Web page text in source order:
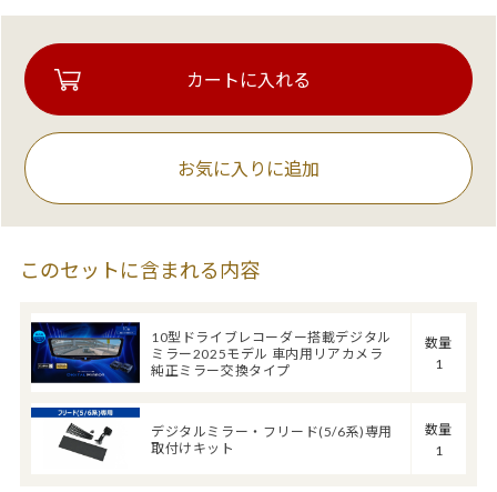
お気に入りに追加
このセットに含まれる内容
10型ドライブレコーダー搭載デジタル
ミラー2025モデル 車内用リアカメラ
純正ミラー交換タイプ
数量
1
デジタルミラー・フリード(5/6系)専用
取付けキット
数量
1